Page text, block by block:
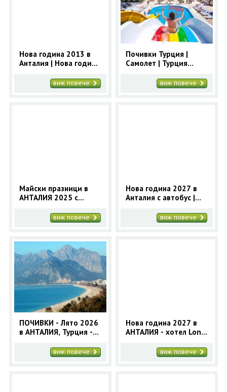
КОНТАКТИ
0700 144 34 Запитване
Нова година 2013 в
Анталия | Нова година
виж повече
Почивки Турция |
Самолет | Турция
виж повече
Майски празници в
АНТАЛИЯ 2025 с
Orient 99виж повече
Нова година 2027 в
Анталия с автобус |
виж повече
ПОЧИВКИ - Лято 2026
в АНТАЛИЯ, Турция -
програмавиж повече
Нова година 2027 в
АНТАЛИЯ - хотел Long
нощувки)виж повече